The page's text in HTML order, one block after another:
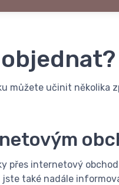
můžete učinit několika
přes internetový obchod
jste také nadále